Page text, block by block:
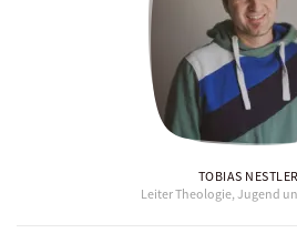
TOBIAS NESTLER
Leiter Theologie, Jugend